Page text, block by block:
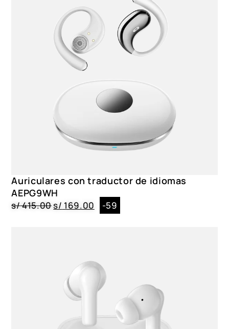
CARACTERISTICAS
Traducción en más de 100 idiomas, Modo transparencia
Auriculares con traductor de idiomas
AEPG9WH
s/415.00s/ 169.00 -59